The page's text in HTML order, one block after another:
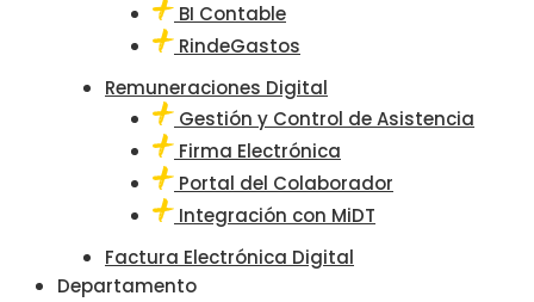
BI Contable
RindeGastos
Remuneraciones Digital
Gestión y Control de Asistencia
Firma Electrónica
Portal del Colaborador
Integración con MiDT
Factura Electrónica Digital
Departamento